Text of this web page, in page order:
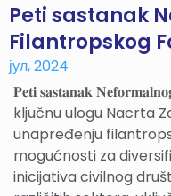
Peti sastanak
Filantropskog
јул, 2024
𝐏𝐞𝐭𝐢 𝐬𝐚𝐬𝐭𝐚𝐧𝐚𝐤
ključnu ulogu Nacrta
unapređenju
mogućnosti za
inicijativa civilnog